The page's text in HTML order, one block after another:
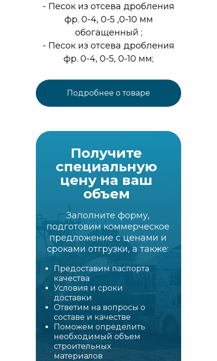
- Песок из отсева дробления
фр. 0-4, 0-5 ,0-10 мм
обогащенный ;
- Песок из отсева дробления
фр. 0-4, 0-5, 0-10 мм;
Подробнее о товаре
Получите
специальную
цену на ваш
объем
Заполните форму,
подготовим коммерческое
предложение с ценами и
сроками отгрузки, а также:
Предоставим паспорта
качества
Условия и сроки
доставки
Ответим на вопросы о
составе и качестве
Поможем определить
необходимый объем
строительных
материалов